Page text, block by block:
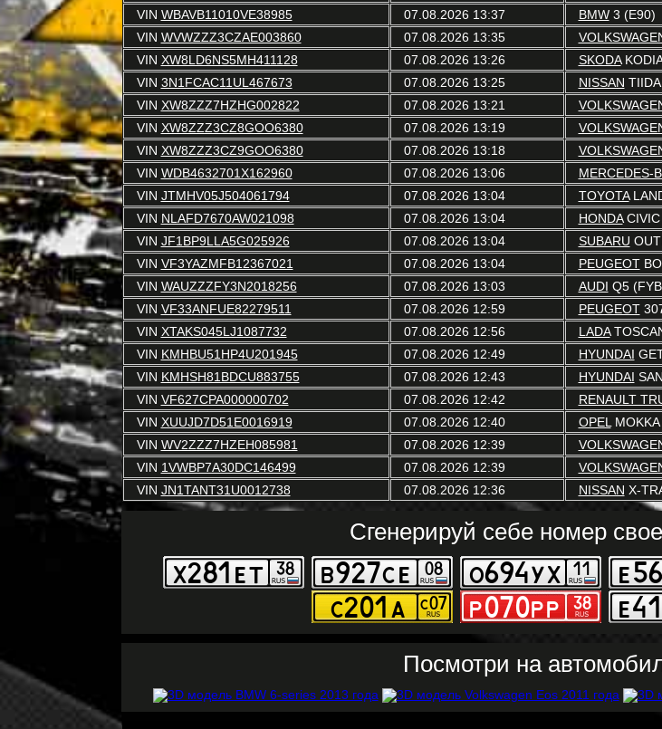
VIN WBAVB11010VE38985 07.08.2026 13:37 BMW3 (E90)
VIN WVWZZZ3CZAE003860 07.08.2026 13:35
VIN XW8LD6NS5MH411128 07.08.2026 13:26 SKODA
VIN 3N1FCAC11UL467673 07.08.2026 13:25 NISSAN
VIN XW8ZZZ7HZHG002822 07.08.2026 13:21
VIN XW8ZZZ3CZ8GOO6380 07.08.2026 13:19
VIN XW8ZZZ3CZ9GOO6380 07.08.2026 13:18
VIN WDB4632701X162960 07.08.2026 13:06 MERCEDES-
VIN JTMHV05J504061794 07.08.2026 13:04 TOYOTA
VIN NLAFD7670AW021098 07.08.2026 13:04 HONDACIVIC
VIN JF1BP9LLA5G025926 07.08.2026 13:04 SUBARU
VIN VF3YAZMFB12367021 07.08.2026 13:04 PEUGEOT
VIN WAUZZZFY3N2018256 07.08.2026 13:03 AUDI Q5
VIN VF33ANFUE82279511 07.08.2026 12:59 PEUGEOT
VIN XTAKS045LJ1087732 07.08.2026 12:56 LADA
VIN KMHBU51HP4U201945 07.08.2026 12:49 HYUNDAI
VIN KMHSH81BDCU883755 07.08.2026 12:43 HYUNDAI
VIN VF627CPA000000702 07.08.2026 12:42 RENAULT
VIN XUUJD7D51E0016919 07.08.2026 12:40 OPEL
VIN WV2ZZZ7HZEH085981 07.08.2026 12:39
VIN 1VWBP7A30DC146499 07.08.2026 12:39
VIN JN1TANT31U0012738 07.08.2026 12:36 NISSAN X-
Сгенерируй себе номер
Посмотри на